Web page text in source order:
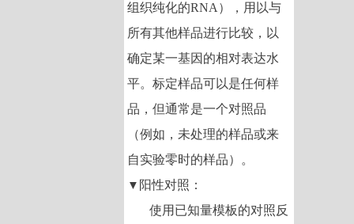
组织纯化的RNA ），用以与
所有其他样品进行比较，以
确定某一基因的相对表达水
平。标定样品可以是任何样
品，但通常是一个对照品
（例如，未处理的样品或来
自实验零时的样品）。
▼ 阳性对照：
使用已知量模板的对照反